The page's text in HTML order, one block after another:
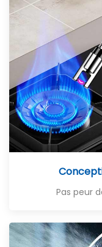
Pas peur